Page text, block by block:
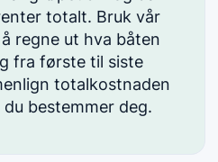
totalt. Bruk vår
regne ut hva båten
fra første til siste
totalkostnaden
bestemmer deg.